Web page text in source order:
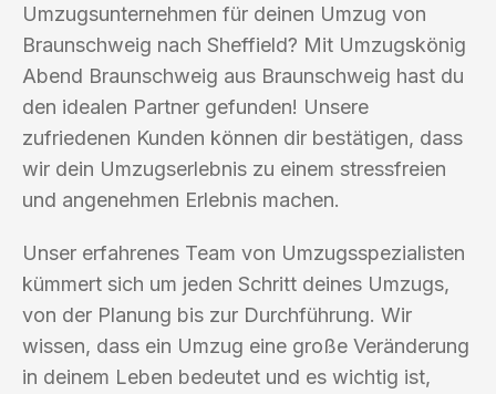
Umzugsunternehmen für deinen Umzug von
Braunschweig nach Sheffield? Mit Umzugskönig
Abend Braunschweig aus Braunschweig hast du
den idealen Partner gefunden! Unsere
zufriedenen Kunden können dir bestätigen, dass
wir dein Umzugserlebnis zu einem stressfreien
und angenehmen Erlebnis machen.
Unser erfahrenes Team von Umzugsspezialisten
kümmert sich um jeden Schritt deines Umzugs,
von der Planung bis zur Durchführung. Wir
wissen, dass ein Umzug eine große Veränderung
in deinem Leben bedeutet und es wichtig ist,